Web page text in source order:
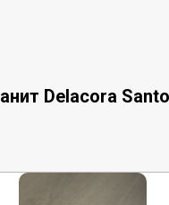
Delacora